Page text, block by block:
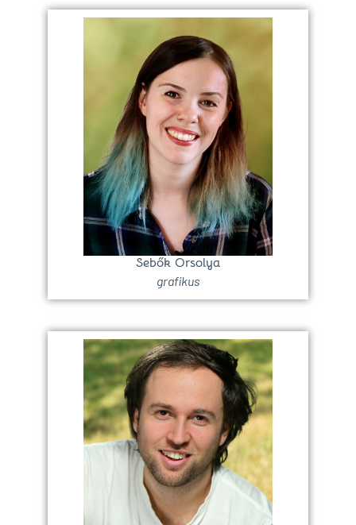
Sebők Orsolya
grafikus